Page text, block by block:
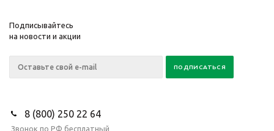
Подписывайтесь
на новости и акции
8 (800) 250 22 64
Звонок по РФ бесплатный